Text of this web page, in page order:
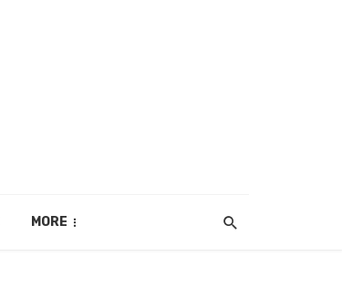
MORE